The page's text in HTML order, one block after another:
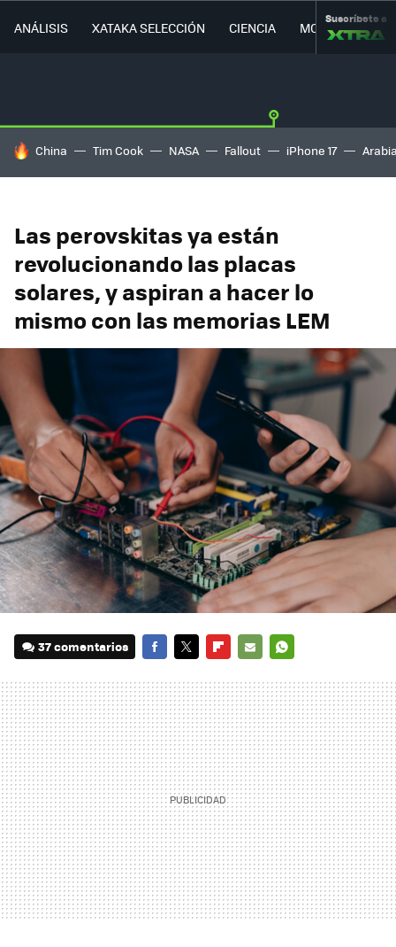
ANÁLISIS XATAKA SELECCIÓN CIENCIA MOVILIDAD
Suscríbete a
HOY SE HABLA DE
China Tim Cook NASA Fallout iPhone 17
Las perovskitas ya están
revolucionando las placas
solares, y aspiran a hacer lo
mismo con las memorias LEM
37 comentarios
MAIL